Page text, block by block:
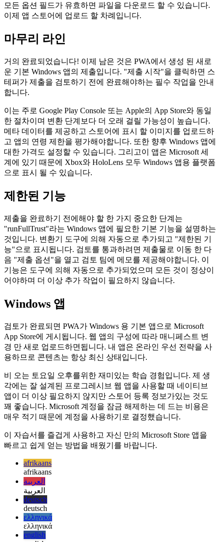
Image be494c5dd375
모든 옵션 필드가 유효하면 파일을 다운로드 할 수 있습니다.
이제 앱 스토어에 업로드 할 차례입니다.
마무리 라인
거의 완료되었습니다! 이제 남은 것은 PWA에서 생성 된 새로
운 기본 Windows 앱의 제출입니다. "제출 시작"을 클릭하면 스
테퍼가 제출을 검토하기 전에 완료해야하는 필수 작업을 안내
합니다.
이는 주로 Google Play Console 또는 Apple의 App Store와 동일
한 절차이며 변환 단계보다 더 오래 걸릴 가능성이 높습니다.
메타 데이터를 제공하고 스토어에 표시 할 이미지를 업로드하
고 앱의 연령 제한을 평가해야합니다. 또한 향후 Windows 앱에
대한 가격도 설정할 수 있습니다. 그리고이 앱은 Microsoft 세
계에 있기 때문에 Xbox와 HoloLens 모두 Windows 앱용 플랫폼
으로 표시 될 수 있습니다.
제한된 기능
제출을 완료하기 전에해야 할 한 가지 중요한 단계는
"runFullTrust"라는 Windows 앱에 필요한 기본 기능을 설명하는
것입니다. 변환기 도구에 의해 자동으로 추가되고 "제한된 기
능"으로 표시됩니다. 검토를 통과하려면 제출물로 이동 한 다
음 "제출 옵션"을 열고 검토 팀에 메모를 제공해야합니다. 이
기능은 도구에 의해 자동으로 추가되었으며 모든 것이 정상이
어야하며 더 이상 추가 작업이 필요하지 않습니다.
Windows 앱
검토가 완료되면 PWA가 Windows 용 기본 앱으로 Microsoft
App Store에 게시됩니다. 웹 앱의 구성에 따라 매니페스트 변
경 만 새로 업로드하면됩니다. 내 앱은 온라인 우선 전략을 사
용하므로 콘텐츠는 항상 최신 상태입니다.
비 오는 토요일 오후를위한 재미있는 학습 경험입니다. 제 생
각에는 잘 설계된 프로그레시브 웹 앱을 사용할 때 네이티브
앱이 더 이상 필요하지 않지만 스토어 등록 정보가있는 것도
꽤 좋습니다. Microsoft 계정을 잠금 해제하는 데 드는 비용은
매우 적기 때문에 계정을 사용하기로 결정했습니다.
이 자습서를 즐겁게 사용하고 자신 만의 Microsoft Store 앱을
빠르고 쉽게 얻는 방법을 배웠기를 바랍니다.
afrikaans
afrikaans
العربية
العربية
deutsch
deutsch